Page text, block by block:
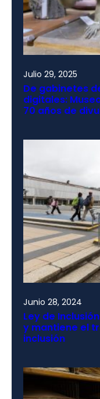
Julio 29, 2025
De gabinetes
digitales:
70 años de
Junio 28, 2024
Ley de
y mantiene el
inclusión